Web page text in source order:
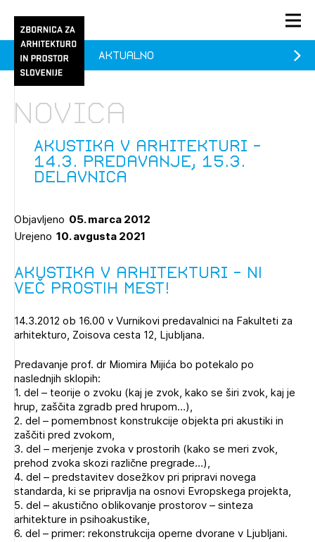
PRIJAVA
Članstvo
O ZAPS
1/1
Pozdravljeni
POZABLJENO GESLO
REGISTRIRAJTE SE
Akustika v arhitekturi -
14.3. predavanje, 15.3.
delavnica
Novica
Aktualno
Objavljeno 05. marca 2012
Urejeno 10. avgusta 2021
Akustika v arhitekturi – NI
VEČ PROSTIH MEST!
14.3.2012 ob 16.00 v Vurnikovi predavalnici na Fakulteti za
arhitekturo, Zoisova cesta 12, Ljubljana.
Predavanje prof. dr Miomira Mijića bo potekalo po
naslednjih sklopih:
1. del – teorije o zvoku (kaj je zvok, kako se širi zvok, kaj je
hrup, zaščita zgradb pred hrupom…),
2. del – pomembnost konstrukcije objekta pri akustiki in
zaščiti pred zvokom,
3. del – merjenje zvoka v prostorih (kako se meri zvok,
prehod zvoka skozi različne pregrade…),
4. del – predstavitev dosežkov pri pripravi novega
standarda, ki se pripravlja na osnovi Evropskega projekta,
5. del – akustično oblikovanje prostorov – sinteza
arhitekture in psihoakustike,
6. del – primer: rekonstrukcija operne dvorane v Ljubljani.
1/2
Prijava na novičnik
Novičnike vam bomo pošiljali na vaš elektronski naslov.
Mesečni novičnik
Novičnik natečajev
Dnevne medijske objave
NAPREJ